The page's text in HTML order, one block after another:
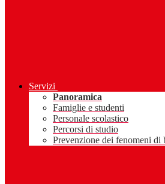
Servizi
Panoramica
Famiglie e studenti
Personale scolastico
Percorsi di studio
Prevenzione dei fenomeni